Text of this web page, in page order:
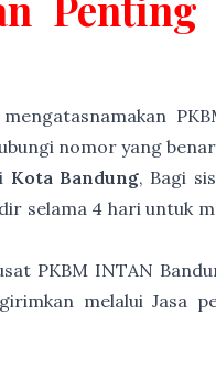
nomor yang
Kota Bandung, Bagi
selama 4 hari untuk
PKBM INTAN
melalui Jasa